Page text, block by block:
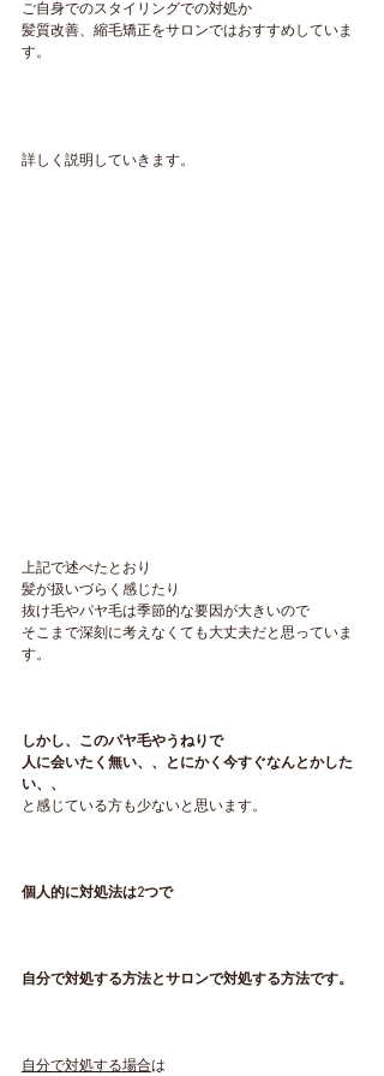
ご自身でのスタイリングでの対処か
髪質改善、縮毛矯正をサロンではおすすめしていま
す。
詳しく説明していきます。
上記で述べたとおり
髪が扱いづらく感じたり
抜け毛やパヤ毛は季節的な要因が大きいので
そこまで深刻に考えなくても大丈夫だと思っていま
す。
しかし、このパヤ毛やうねりで
人に会いたく無い、、とにかく今すぐなんとかした
い、、
と感じている方も少ないと思います。
個人的に対処法は2つで
自分で対処する方法とサロンで対処する方法です。
自分で対処する場合は